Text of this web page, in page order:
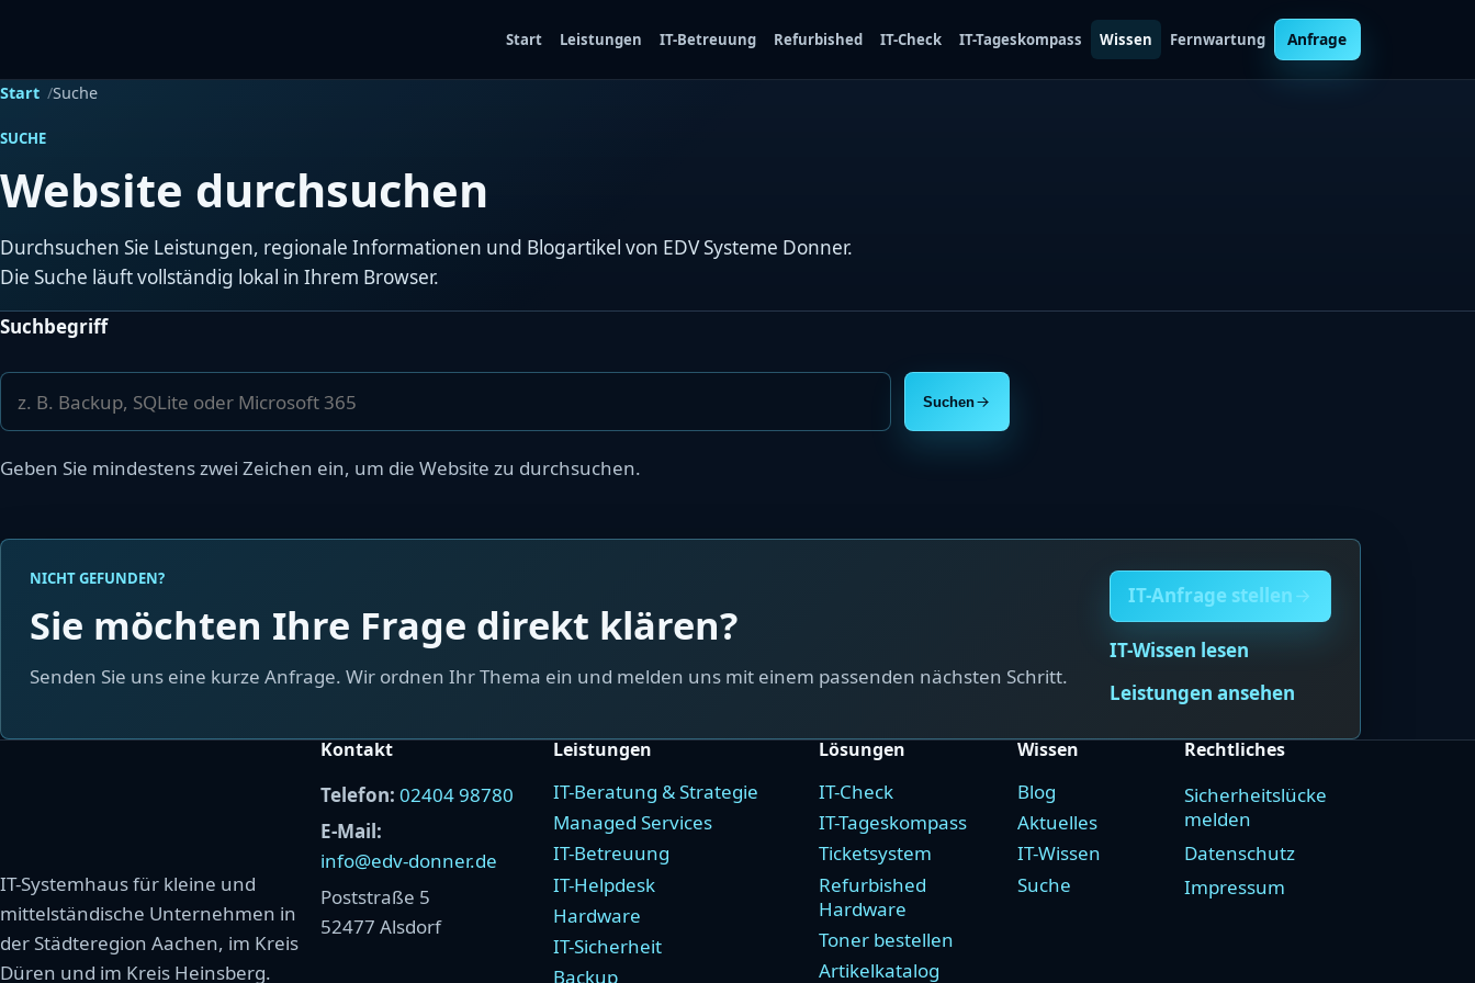
Start Leistungen IT-Betreuung Refurbished IT-Check IT-Tageskompass Wissen Fernwartung Anfrage
Start Suche
SUCHE
Website durchsuchen
Durchsuchen Sie Leistungen, regionale Informationen und Blogartikel von EDV Systeme Donner.
Die Suche läuft vollständig lokal in Ihrem Browser.
Suchbegriff
Suchen
Geben Sie mindestens zwei Zeichen ein, um die Website zu durchsuchen.
NICHT GEFUNDEN?
Sie möchten Ihre Frage direkt klären?
Senden Sie uns eine kurze Anfrage. Wir ordnen Ihr Thema ein und melden uns mit einem passenden nächsten Schritt.
IT-Anfrage stellen
IT-Wissen lesen
Leistungen ansehen
IT-Systemhaus für kleine und
mittelständische Unternehmen in
der Städteregion Aachen, im Kreis
Düren und im Kreis Heinsberg.
Kontakt
Telefon: 02404 98780
E-Mail:
info@edv-donner.de
Poststraße 5
52477 Alsdorf
Leistungen
IT-Beratung & Strategie
Managed Services
IT-Betreuung
IT-Helpdesk
Hardware
IT-Sicherheit
Backup
Lösungen
IT-Check
IT-Tageskompass
Ticketsystem
Refurbished
Hardware
Toner bestellen
Artikelkatalog
Wissen
Blog
Aktuelles
IT-Wissen
Suche
Rechtliches
Sicherheitslücke
melden
Datenschutz
Impressum